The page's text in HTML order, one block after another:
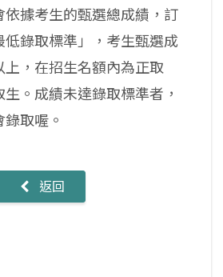
依據考生的甄選總成績，訂
低錄取標準」，考生甄選成
上，在招生名額內為正取
。成績未達錄取標準者，
取喔。
返回